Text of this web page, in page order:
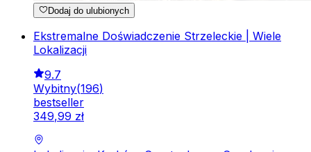
Dodaj do ulubionych
Ekstremalne Doświadczenie Strzeleckie | Wiele
Lokalizacji
9.7
Wybitny(196)
bestseller
349,99 zł